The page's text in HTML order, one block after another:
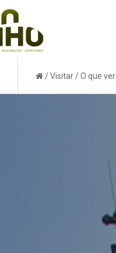
/Visitar/O que ver